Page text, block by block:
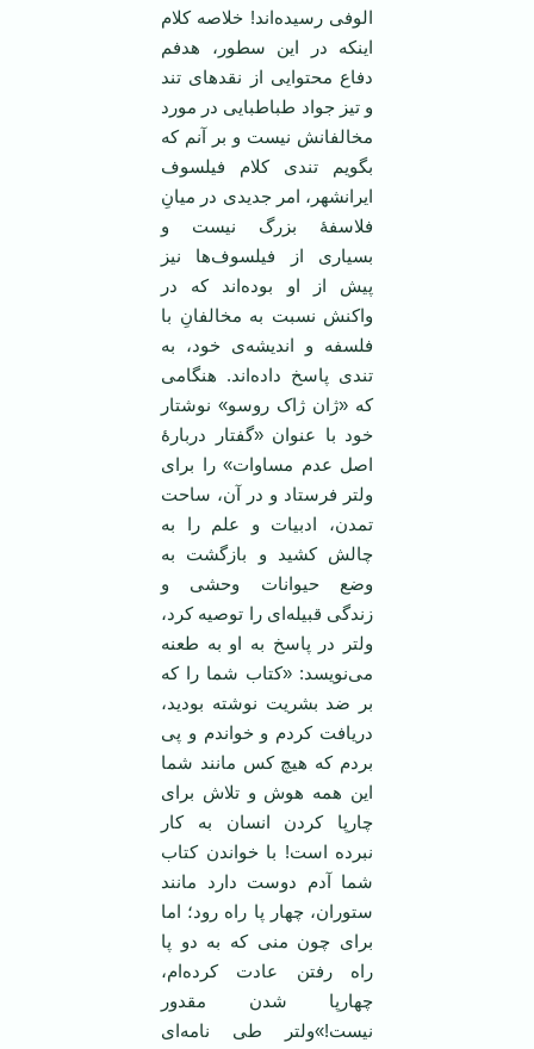
الوفی رسیده‌اند! خلاصه کلام
اینکه در این سطور، هدفم
دفاع محتوایی از نقدهای تند
و تیز جواد طباطبایی در مورد
مخالفانش نیست و بر آنم که
بگویم تندی کلام فیلسوف
ایرانشهر، امر جدیدی در میانِ
فلاسفۀ بزرگ نیست و
بسیاری از فیلسوف‌ها نیز
پیش از او بوده‌اند که در
واکنش نسبت به مخالفانِ با
فلسفه و اندیشه‌ی خود، به
تندی پاسخ داده‌اند. هنگامی
که «ژان ژاک روسو» نوشتار
خود با عنوان «گفتار دربارۀ
اصل عدم مساوات» را برای
ولتر فرستاد و در آن، ساحت
تمدن، ادبیات و علم را به
چالش کشید و بازگشت به
وضع حیوانات وحشی و
زندگی قبیله‌ای را توصیه کرد،
ولتر در پاسخ به او به طعنه
می‌نویسد: «کتاب شما را که
بر ضد بشریت نوشته بودید،
دریافت کردم و خواندم و پی
بردم که هیچ کس مانند شما
این همه هوش و تلاش برای
چارپا کردن انسان به کار
نبرده است! با خواندن کتاب
شما آدم دوست دارد مانند
ستوران، چهار پا راه رود؛ اما
برای چون منی که به دو پا
راه رفتن عادت کرده‌ام،
چهارپا شدن مقدور
نیست!»ولتر طی نامه‌ای